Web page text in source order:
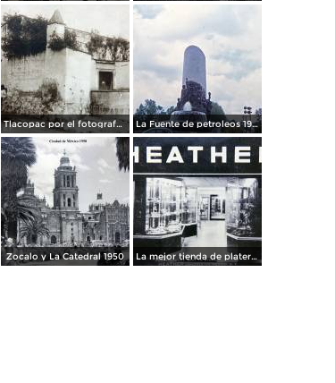
Tlacopac por el fotografo Hugo Brehme. La Fuente de petroleos 1950.
Zocalo y La Catedral 1950 La mejor tienda de plateria.